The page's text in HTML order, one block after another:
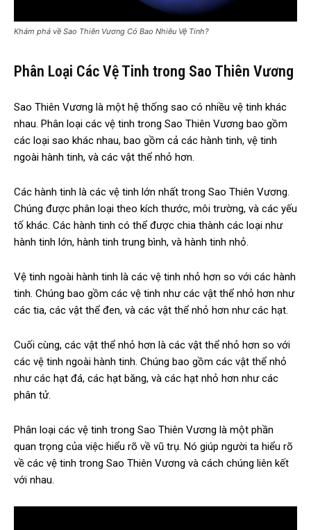
Khám phá về Sao Thiên Vương Có Bao Nhiêu Vệ Tinh?
Phân Loại Các Vệ Tinh trong Sao Thiên Vương
Sao Thiên Vương là một hệ thống sao có nhiều vệ tinh khác
nhau. Phân loại các vệ tinh trong Sao Thiên Vương bao gồm
các loại sao khác nhau, bao gồm cả các hành tinh, vệ tinh
ngoài hành tinh, và các vật thể nhỏ hơn.
Các hành tinh là các vệ tinh lớn nhất trong Sao Thiên Vương.
Chúng được phân loại theo kích thước, môi trường, và các yếu
tố khác. Các hành tinh có thể được chia thành các loại như
hành tinh lớn, hành tinh trung bình, và hành tinh nhỏ.
Vệ tinh ngoài hành tinh là các vệ tinh nhỏ hơn so với các hành
tinh. Chúng bao gồm các vệ tinh như các vật thể nhỏ hơn như
các tia, các vật thể đen, và các vật thể nhỏ hơn như các hạt.
Cuối cùng, các vật thể nhỏ hơn là các vật thể nhỏ hơn so với
các vệ tinh ngoài hành tinh. Chúng bao gồm các vật thể nhỏ
như các hạt đá, các hạt băng, và các hạt nhỏ hơn như các
phân tử.
Phân loại các vệ tinh trong Sao Thiên Vương là một phần
quan trọng của việc hiểu rõ về vũ trụ. Nó giúp người ta hiểu rõ
về các vệ tinh trong Sao Thiên Vương và cách chúng liên kết
với nhau.